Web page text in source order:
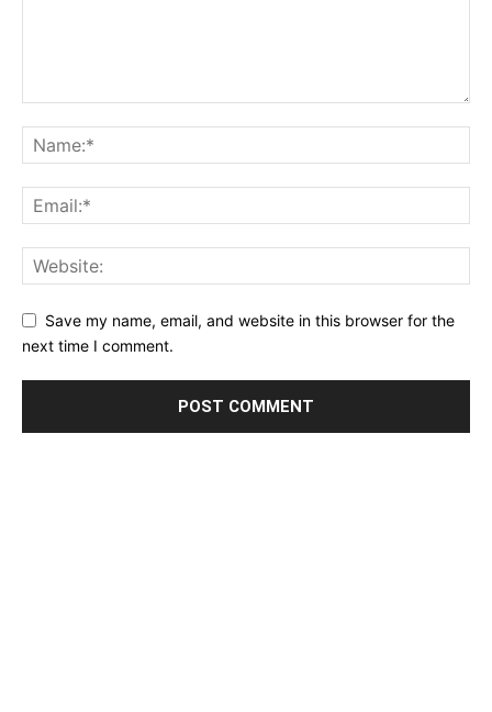
Save my name, email, and website in this browser for the
next time I comment.